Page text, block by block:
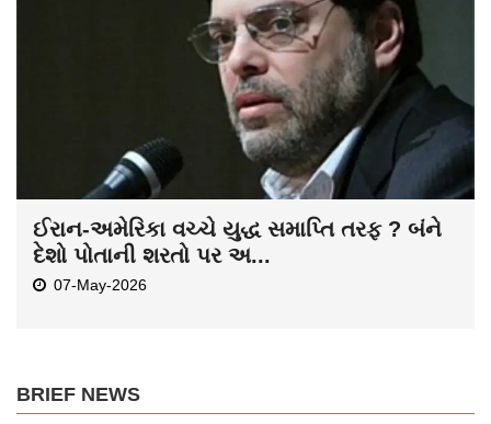
ઈરાન-અમેરિકા વચ્ચે યુદ્ધ સમાપ્તિ તરફ ? બંને
દેશો પોતાની શરતો પર અ...
07-May-2026
BRIEF NEWS